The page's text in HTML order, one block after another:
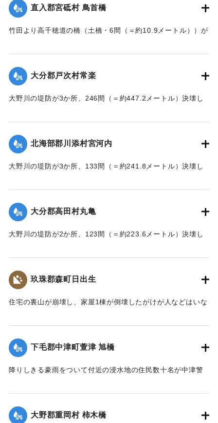
｜固有コード: 002680208
直入郡宮砥村 鳥首橋
竹田より高千穂道の橋（土橋・6間（＝約10.9メートル））が
｜固有コード: 002680202
大分郡戸次村常楽
大野川の堤防が3か所、246間（＝約447.2メートル）決壊し
｜固有コード: 002680204
北海部郡川添村宮河内
大野川の堤防が3か所、133間（＝約241.8メートル）決壊し
｜固有コード: 002680205
大分郡高田村丸亀
大野川の堤防が2か所、123間（＝約223.6メートル）決壊し
｜固有コード: 002680206
玖珠郡森町日出生
住宅の裏山が崩壊し、家屋1棟が倒壊したがけが人などはいな
｜固有コード: 002680198
下毛郡中津町萱津 旭橋
降りしきる豪雨をついて付近の浸水地の住民数十名が中津警
水は明治26年の水害に比べても割合が大きく、浸水家屋が
200戸に及んでいるのは要するに排水地である橋の上に不自然
な住宅を建築する許可を当局が出したためとして、その不当
大野郡重岡村 柿木橋